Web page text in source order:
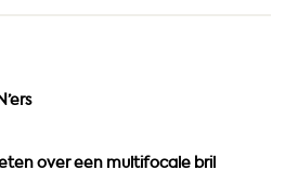
o
m
over een multifocale bril